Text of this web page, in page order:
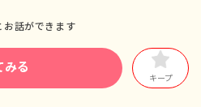
お話ができます
みる
キープ